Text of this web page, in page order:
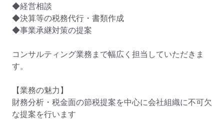
◆経営相談
◆決算等の税務代行・書類作成
◆事業承継対策の提案
コンサルティング業務まで幅広く担当していただきま
す。
【業務の魅力】
財務分析・税金面の節税提案を中心に会社組織に不可欠
な提案を行います